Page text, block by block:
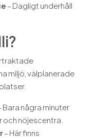
– Dagligt underhåll
miljö, välplanerade
Bara några minuter
nöjescentra.
– Här finns